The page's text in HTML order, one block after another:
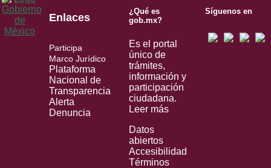
Enlaces
Participa
Marco Jurídico
Plataforma
Nacional de
Transparencia
Alerta
Denuncia
¿Qué es
gob.mx?
Es el portal
único de
trámites,
información y
participación
ciudadana.
Leer más
Datos
abiertos
Accesibilidad
Términos
Síguenos en